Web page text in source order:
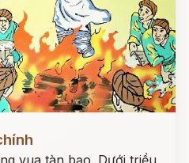
vua tàn bạo. Dưới triều